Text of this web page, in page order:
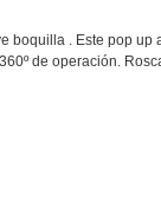
boquilla . Este pop
de operación.